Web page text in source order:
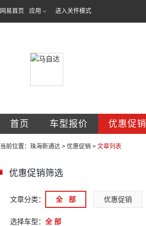
网易首页 应用 进入关怀模式
首页 车型报价 优惠促销
当前位置： 珠海新通达 > 优惠促销 > 文章列表
优惠促销筛选
文章分类： 全   部 优惠促销
选择车型： 全 部